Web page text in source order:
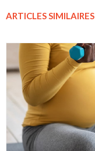
ARTICLES SIMILAIRES